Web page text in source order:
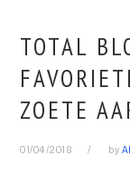
TOTAL
ZOETE
01/04/2018 by